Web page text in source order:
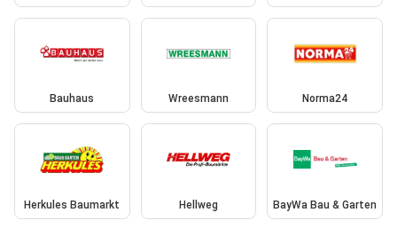
Bauhaus Wreesmann Norma24
Herkules Baumarkt Hellweg BayWa Bau & Garten